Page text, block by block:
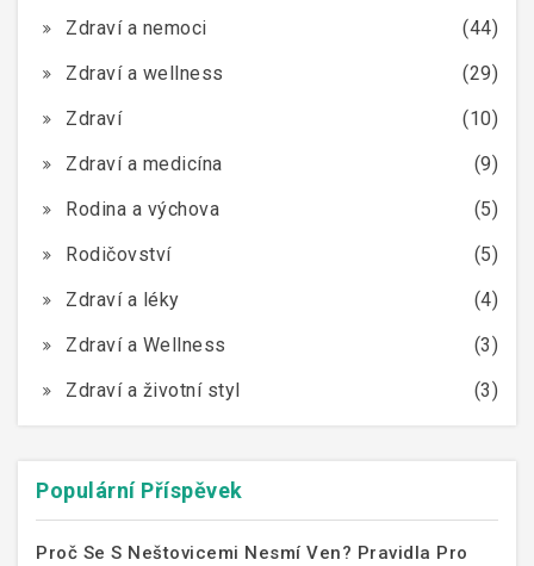
Zdraví a nemoci
(44)
Zdraví a wellness
(29)
Zdraví
(10)
Zdraví a medicína
(9)
Rodina a výchova
(5)
Rodičovství
(5)
Zdraví a léky
(4)
Zdraví a Wellness
(3)
Zdraví a životní styl
(3)
Populární Příspěvek
Proč Se S Neštovicemi Nesmí Ven? Pravidla Pro